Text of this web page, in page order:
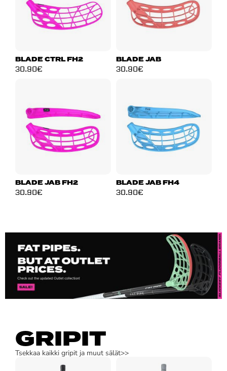
BLADE CTRL FH2
30.90€
BLADE JAB
30.90€
BLADE JAB FH2
30.90€
BLADE JAB FH4
30.90€
GRIPIT
Tsekkaa kaikki gripit ja muut sälät>>